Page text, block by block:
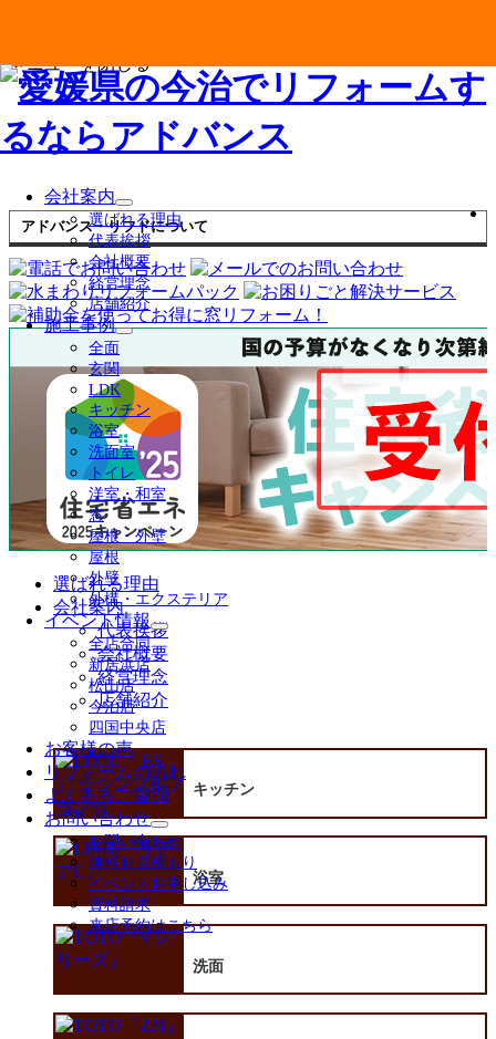
会社案内
サ
ブ
メ
ニ
ュ
ー
を
開
選ばれる理由
代表挨拶
会社概要
経営理念
店舗紹介
施工事例
サ
メ
ニ
ュ
ー
を
展
開
全面
玄関
LDK
キッチン
浴室
洗面室
トイレ
洋室・和室
窓
屋根・外壁
屋根
外壁
外構・エクステリア
イベント情報
サ
ブ
メ
ニ
ー
を
展
開
全店合同
新居浜店
松山店
今治店
四国中央店
お客様の声
リフォームの流れ
よくあるご質問
お問い合わせ
サ
ブ
メ
ニ
ー
開
お問い合わせ
無料お見積もり
イベントお申し込み
資料請求
来店予約はこちら
メニューを閉じる
アドバンス・リフドについて
選ばれる理由
会社案内
代表挨拶
会社概要
経営理念
店舗紹介
キッチン
浴室
洗面